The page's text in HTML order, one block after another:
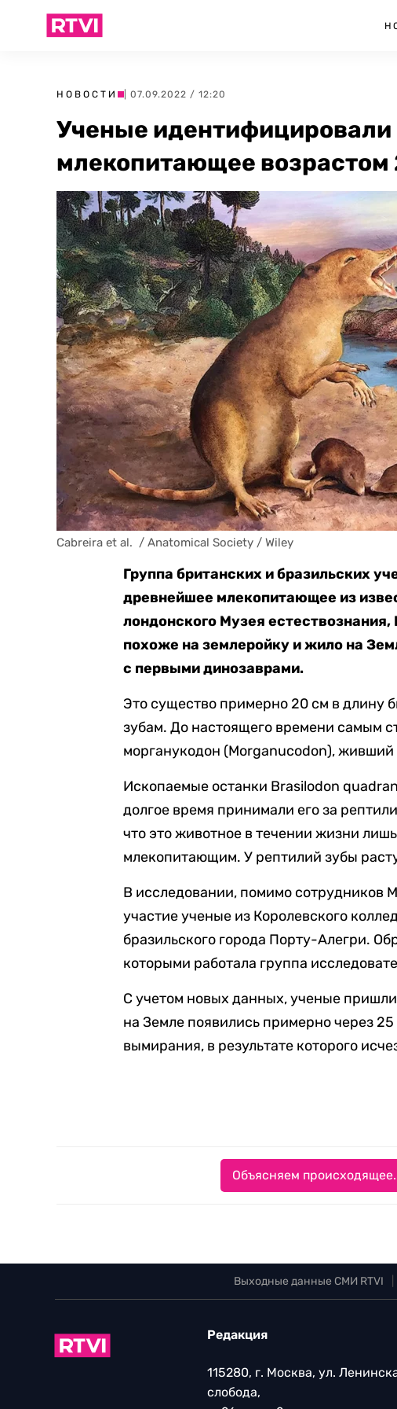
НОВОСТИ | 07.09.2022 / 12:20
Ученые идентифицировали
млекопитающее возрастом
Cabreira et al.  / Anatomical Society / Wiley
Группа британских и бразильских
древнейшее млекопитающее из
лондонского Музея
похоже на землеройку и жило на
с первыми динозаврами.
Это существо примерно 20 см в длину
зубам. До настоящего времени самым
морганукодон (Morganucodon), живший
Ископаемые останки Brasilodon
долгое время принимали его за
что это животное в течении жизни
млекопитающим. У рептилий зубы
В исследовании, помимо сотрудников
участие ученые из Королевского
бразильского города Порту-Алегри.
которыми работала группа
С учетом новых данных, ученые
на Земле появились примерно через
вымирания, в результате которого
Объясняем происходящее.
Выходные данные СМИ RTVI
Редакция
115280, г. Москва, ул.
слобода,